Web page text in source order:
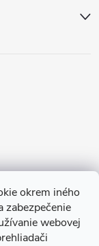
okrem iného
zabezpečenie
webovej